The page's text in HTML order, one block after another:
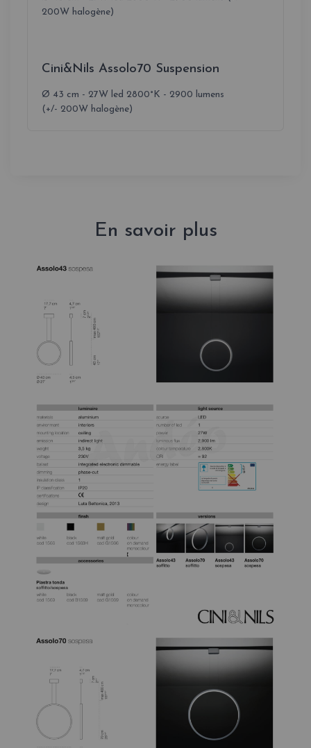
200W halogène)
Cini&Nils Assolo70 Suspension
Ø 43 cm - 27W led 2800°K - 2900 lumens
(+/- 200W halogène)
En savoir plus